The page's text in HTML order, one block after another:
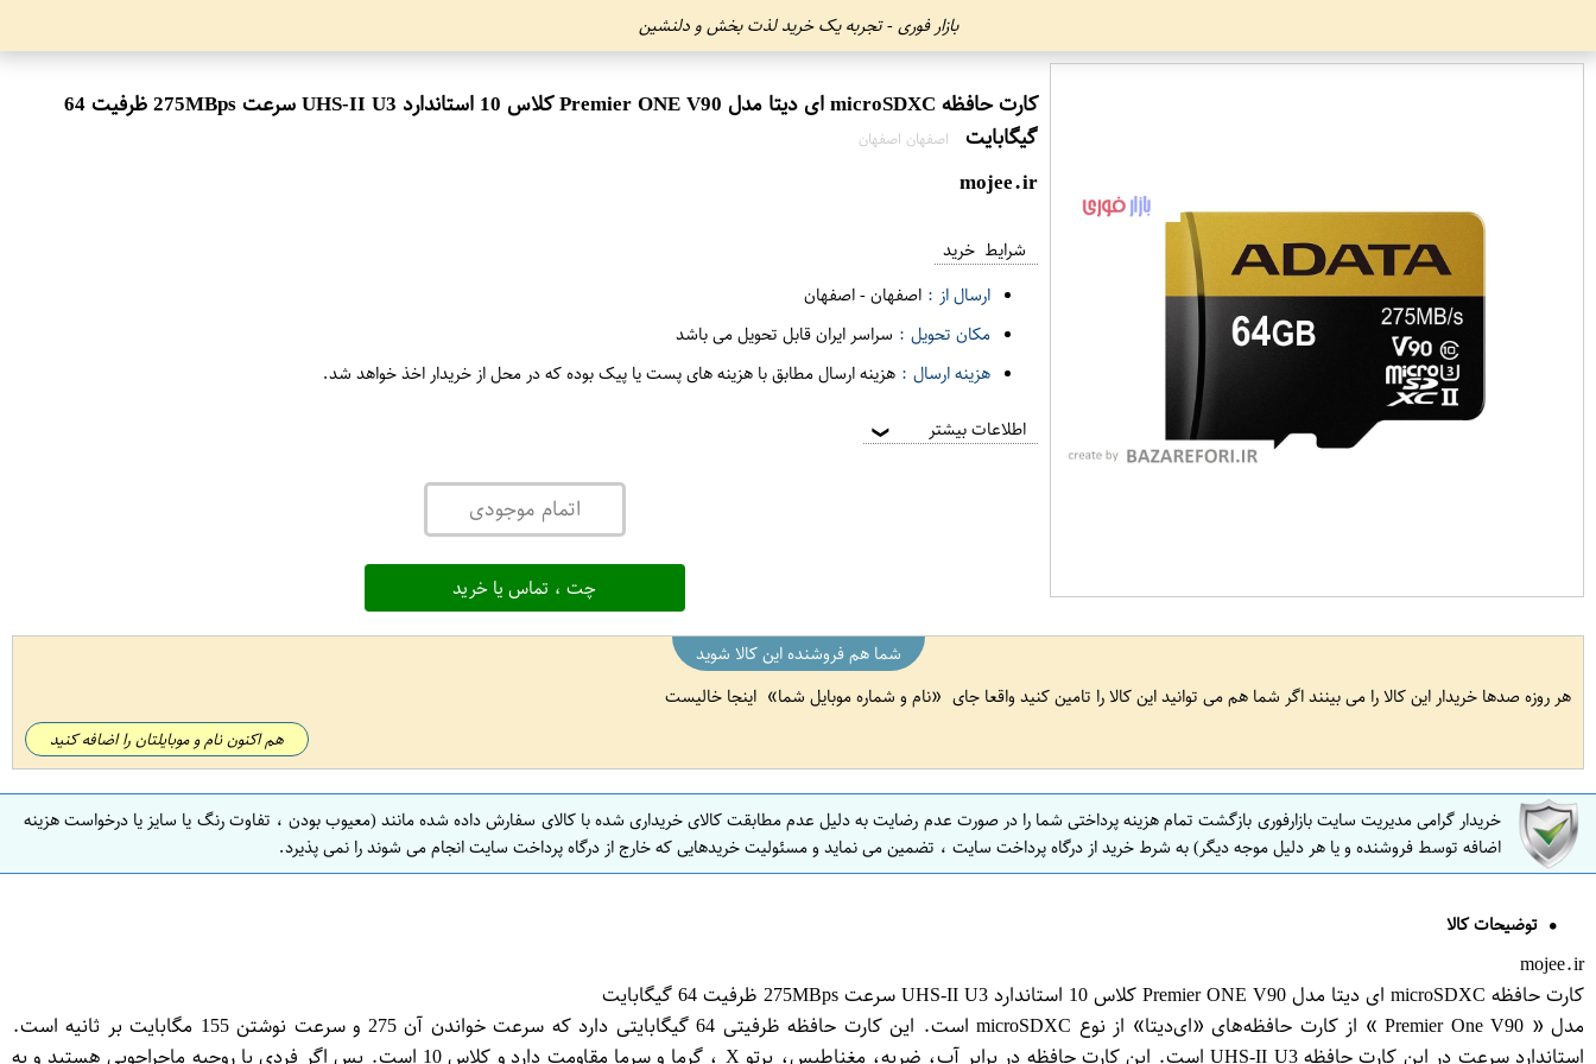
بازار فوری - تجربه یک خرید لذت بخش و دلنشین
کارت حافظه microSDXC ای دیتا مدل Premier ONE V90 کلاس 10 استاندارد UHS-II U3 سرعت 275MBps ظرفیت 64
گیگابایت
اصفهان اصفهان
mojee.ir
شرایط خرید
ارسال از : اصفهان-اصفهان
مکان تحویل : سراسر ایران قابل تحویل می باشد
هزینه ارسال : هزینه ارسال مطابق با هزینه های پست یا پیک بوده که در محل از خریدار اخذ خواهد شد.
اطلاعات بیشتر ❯
اتمام موجودی
چت ، تماس یا خرید
شما هم فروشنده این کالا شوید
هر روزه صدها خریدار این کالا را می بینند اگر شما هم می توانید این کالا را تامین کنید واقعا جای
نام و شماره موبایل شما اینجا خالیست
هم اکنون نام و موبایلتان را اضافه کنید
خریدار گرامی مدیریت سایت بازارفوری بازگشت تمام هزینه پرداختی شما را در صورت عدم رضایت به دلیل عدم مطابقت کالای خریداری شده با کالای سفارش داده شده مانند (معیوب بودن ، تفاوت رنگ یا سایز یا درخواست هزینه
اضافه توسط فروشنده و یا هر دلیل موجه دیگر) به شرط خرید از درگاه پرداخت سایت ، تضمین می نماید و مسئولیت خریدهایی که خارج از درگاه پرداخت سایت انجام می شوند را نمی پذیرد.
توضیحات کالا
mojee.ir
کارت حافظه microSDXC ای دیتا مدل Premier ONE V90 کلاس 10 استاندارد UHS-II U3 سرعت 275MBps ظرفیت 64 گیگابایت
مدل « Premier One V90 » از کارت حافظه‌های «ای‌دیتا» از نوع microSDXC است. این کارت حافظه ظرفیتی 64 گیگابایتی دارد که سرعت خواندن آن 275 و سرعت نوشتن 155 مگابایت بر ثانیه است.
استاندارد سرعت در این کارت حافظه UHS-II U3 است. این کارت حافظه در برابر آب، ضربه، مغناطیس، پرتو X ، گرما و سرما مقاومت دارد و کلاس 10 است. پس اگر فردی با روحیه ماجراجویی هستید و به